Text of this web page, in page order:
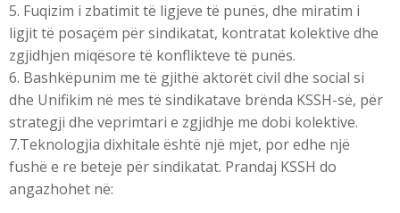
5. Fuqizim i zbatimit të ligjeve të punës, dhe miratim i
ligjit të posaçëm për sindikatat, kontratat kolektive dhe
zgjidhjen miqësore të konflikteve të punës.
6. Bashkëpunim me të gjithë aktorët civil dhe social si
dhe Unifikim në mes të sindikatave brënda KSSH-së, për
strategji dhe veprimtari e zgjidhje me dobi kolektive.
7.Teknologjia dixhitale është një mjet, por edhe një
fushë e re beteje për sindikatat. Prandaj KSSH do
angazhohet në: